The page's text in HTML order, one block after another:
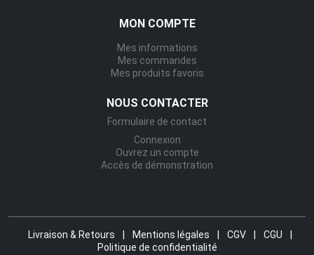
MON COMPTE
Mes informations
Mes commandes
Mes produits favoris
NOUS CONTACTER
Formulaire de contact
Connexion
Ouvrez un compte
Accès de démonstration
Livraison & Retours Mentions légales CGV CGU
Politique de confidentialité